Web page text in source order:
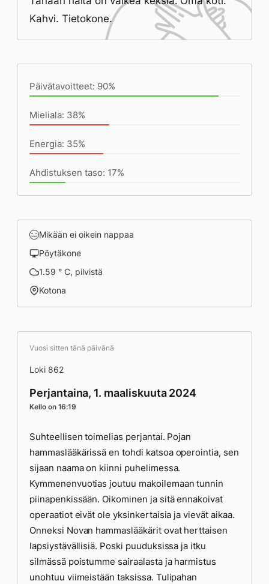
Kahvi. Tietokone.
Päivätavoitteet: 90%
Mieliala: 38%
Energia: 35%
Ahdistuksen taso: 17%
Mikään ei oikein nappaa
Pöytäkone
1.59 ° C, pilvistä
Kotona
Vuosi sitten tänä päivänä
Loki 862
Perjantaina, 1. maaliskuuta 2024
Kello on 16:19
Suhteellisen toimelias perjantai. Pojan
hammaslääkärissä en tohdi katsoa operointia, sen
sijaan naama on kiinni puhelimessa.
Kymmenenvuotias joutuu makoilemaan tunnin
piinapenkissään. Oikominen ja sitä ennakoivat
operaatiot eivät ole yksinkertaisia ja vievät aikaa.
Onneksi Novan hammaslääkärit ovat herttaisen
lapsiystävällisiä. Poski puuduksissa ja itku
silmässä poistumme sairaalasta ja harmistus
unohtuu viimeistään taksissa. Tulipahan